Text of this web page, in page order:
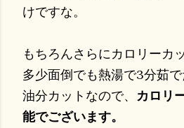
けですな。
もちろんさらにカロリーカ
多少面倒でも熱湯で3分茹
油分カットなので、 カロリ
能でございます。